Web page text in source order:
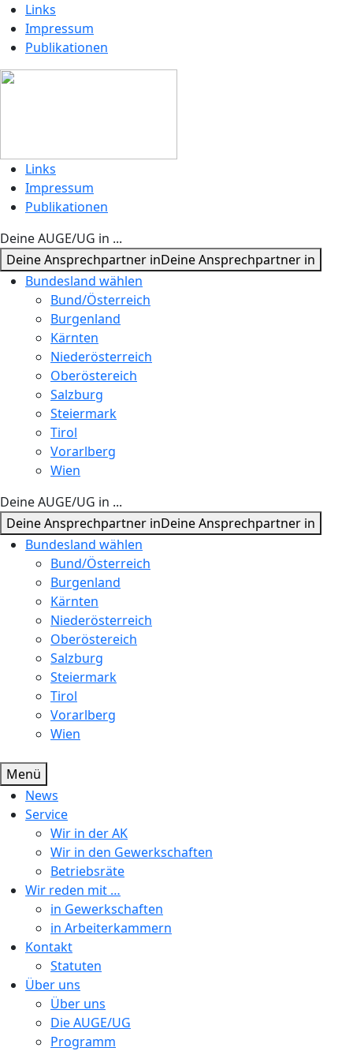
Links
Impressum
Publikationen
Links
Impressum
Publikationen
Deine AUGE/UG in ...
Deine Ansprechpartner inDeine Ansprechpartner in
Bundesland wählen
Bund/Österreich
Burgenland
Kärnten
Niederösterreich
Oberöstereich
Salzburg
Steiermark
Tirol
Vorarlberg
Wien
Deine AUGE/UG in ...
Deine Ansprechpartner inDeine Ansprechpartner in
Bundesland wählen
Bund/Österreich
Burgenland
Kärnten
Niederösterreich
Oberöstereich
Salzburg
Steiermark
Tirol
Vorarlberg
Wien
Menü
News
Service
Wir in der AK
Wir in den Gewerkschaften
Betriebsräte
Wir reden mit …
in Gewerkschaften
in Arbeiterkammern
Kontakt
Statuten
Über uns
Über uns
Die AUGE/UG
Programm